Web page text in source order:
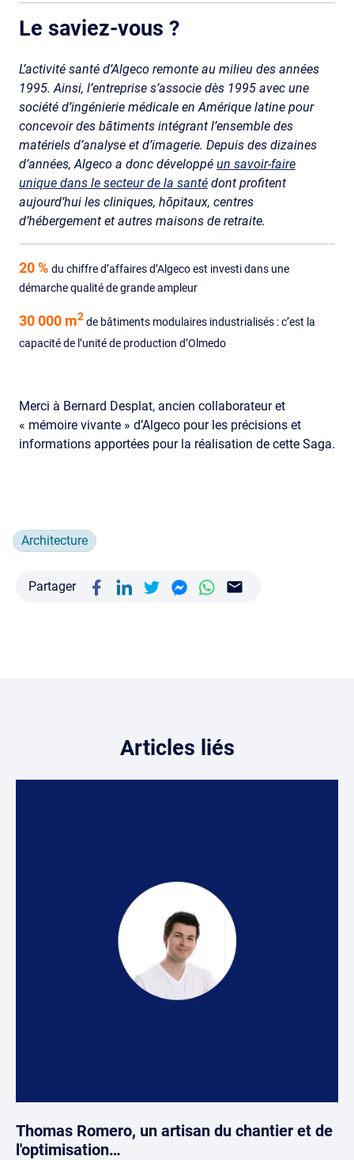
Le saviez-vous ?
L’activité santé d’Algeco remonte au milieu des années
1995. Ainsi, l’entreprise s’associe dès 1995 avec une
société d’ingénierie médicale en Amérique latine pour
concevoir des bâtiments intégrant l’ensemble des
matériels d’analyse et d’imagerie. Depuis des dizaines
d’années, Algeco a donc développé un savoir-faire
unique dans le secteur de la santé dont profitent
aujourd’hui les cliniques, hôpitaux, centres
d’hébergement et autres maisons de retraite.
20 % du chiffre d’affaires d’Algeco est investi dans une
démarche qualité de grande ampleur
30 000 m2de bâtiments modulaires industrialisés : c’est la
capacité de l’unité de production d’Olmedo
Merci à Bernard Desplat, ancien collaborateur et
« mémoire vivante » d’Algeco pour les précisions et
informations apportées pour la réalisation de cette Saga.
Architecture
Partager
Articles liés
Thomas Romero, un artisan du chantier et de
l'optimisation…